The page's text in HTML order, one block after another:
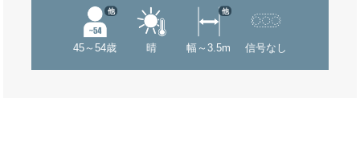
45～54歳
他
晴 幅～3.5m
他
信号なし